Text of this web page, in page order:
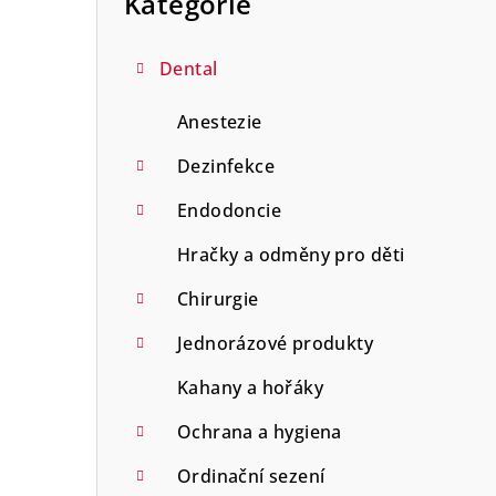
Dental
Anestezie
Dezinfekce
Endodoncie
Hračky a odměny pro děti
Chirurgie
Jednorázové produkty
Kahany a hořáky
Ochrana a hygiena
Ordinační sezení